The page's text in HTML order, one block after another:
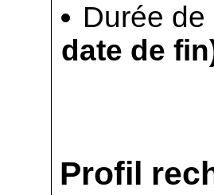
Durée
date de
Profil